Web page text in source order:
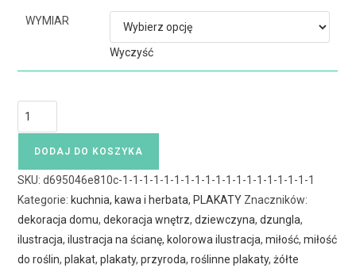
WYMIAR
Wyczyść
DODAJ DO KOSZYKA
SKU:d695046e810c-1-1-1-1-1-1-1-1-1-1-1-1-1-1-1-1-1-1-1
Kategorie: kuchnia, kawa i herbata, PLAKATY Znaczników:
dekoracja domu,dekoracja wnętrz,dziewczyna,dzungla,
ilustracja,ilustracja na ścianę, kolorowa ilustracja,miłość,miłość
do roślin,plakat,plakaty,przyroda,roślinne plakaty,żółte